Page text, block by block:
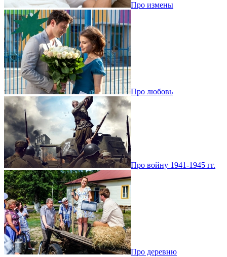
Про измены
Про любовь
Про войну 1941-1945 гг.
Про деревню